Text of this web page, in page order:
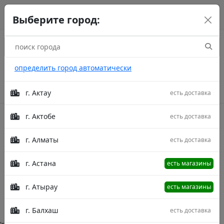
Выберите город:
определить город автоматически
г. Актау есть доставка
г. Актобе есть доставка
г. Алматы есть доставка
г. Астана есть магазины
г. Атырау есть магазины
г. Балхаш есть доставка